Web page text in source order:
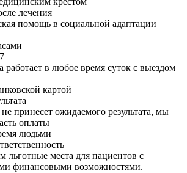
лечения
помощь в социальной адаптации
в любое время суток с выездом
принесет ожидаемого результата, мы
оплаты
льготные места для пациентов с
финансовыми возможностями.